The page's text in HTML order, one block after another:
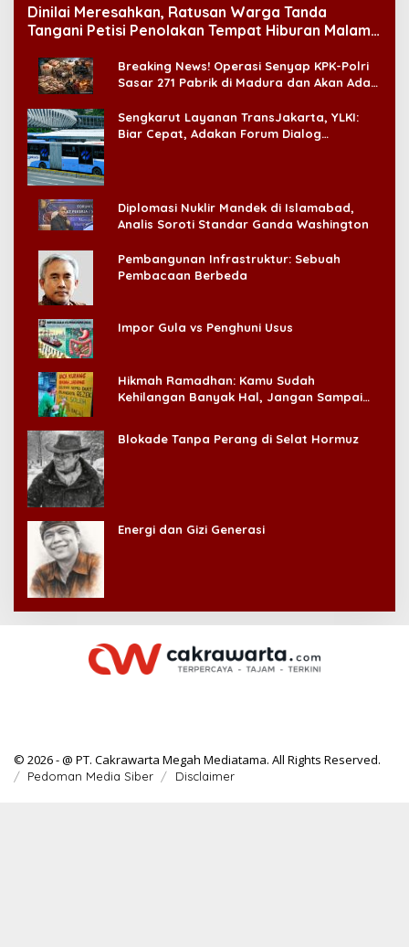
Dinilai Meresahkan, Ratusan Warga Tanda
Tangani Petisi Penolakan Tempat Hiburan Malam
Breaking News! Operasi Senyap KPK-Polri
Sasar 271 Pabrik di Madura dan Akan Ada
Sengkarut Layanan TransJakarta, YLKI:
Biar Cepat, Adakan Forum Dialog
Diplomasi Nuklir Mandek di Islamabad,
Analis Soroti Standar Ganda Washington
Pembangunan Infrastruktur: Sebuah
Pembacaan Berbeda
Impor Gula vs Penghuni Usus
Hikmah Ramadhan: Kamu Sudah
Kehilangan Banyak Hal, Jangan Sampai
Blokade Tanpa Perang di Selat Hormuz
Energi dan Gizi Generasi
© 2026 - @ PT. Cakrawarta Megah Mediatama. All Rights Reserved.
Pedoman Media Siber Disclaimer